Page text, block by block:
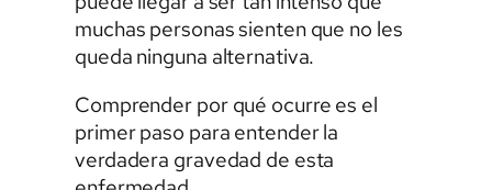
muchas personas sienten que no les
queda ninguna alternativa.
Comprender por qué ocurre es el
primer paso para entender la
verdadera gravedad de esta